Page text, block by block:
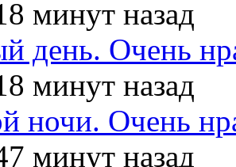
минут назад
день. Очень
минут назад
ночи. Очень
минут назад